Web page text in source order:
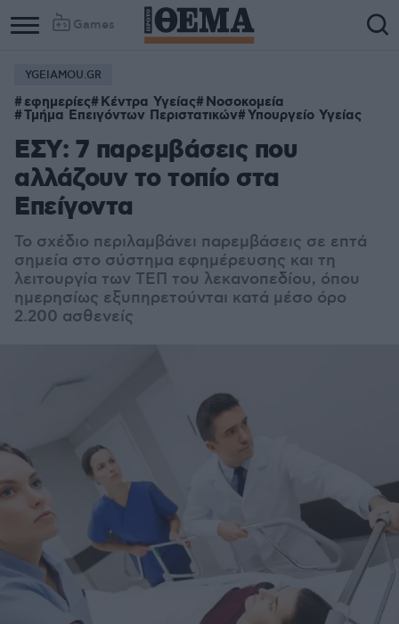
Games
YGEIAMOU.GR
εφημερίες Κέντρα Υγείας Νοσοκομεία
Τμήμα Επειγόντων Περιστατικών Υπουργείο Υγείας
ΕΣΥ: 7 παρεμβάσεις που
αλλάζουν το τοπίο στα
Επείγοντα
Το σχέδιο περιλαμβάνει παρεμβάσεις σε επτά
σημεία στο σύστημα εφημέρευσης και τη
λειτουργία των ΤΕΠ του λεκανοπεδίου, όπου
ημερησίως εξυπηρετούνται κατά μέσο όρο
2.200 ασθενείς